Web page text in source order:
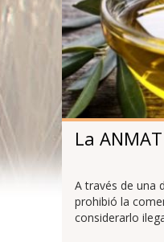
La
A través de una
prohibió la
considerarlo